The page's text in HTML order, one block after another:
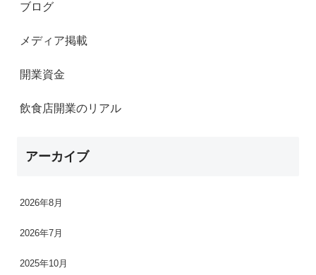
ブログ
メディア掲載
開業資金
飲食店開業のリアル
アーカイブ
2026年8月
2026年7月
2025年10月